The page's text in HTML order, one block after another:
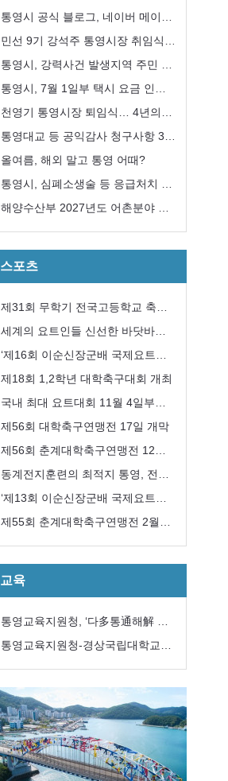
강한 통영’구현 첫 걸음
통영시 공식 블로그, 네이버 메이트
국내여행 분야 선정
민선 9기 강석주 통영시장 취임식
개최
통영시, 강력사건 발생지역 주민 긴
급 지원대책 추진
통영시, 7월 1일부 택시 요금 인
상... 기본요금 4,600원
천영기 통영시장 퇴임식… 4년의
여정 마무리
통영대교 등 공익감사 청구사항 3
건“감사 필요성 없다”
올여름, 해외 말고 통영 어때?
통영시, 심폐소생술 등 응급처치 교
육 희망자 모집
해양수산부 2027년도 어촌분야 일
반농산어촌개발사업 ‘신봉권역단위
스포츠
제31회 무학기 전국고등학교 축구
대회 성공리에 개최
세계의 요트인들 신선한 바닷바람
과 수산물에 한껏 취해
‘제16회 이순신장군배 국제요트대
회’ 개최
제18회 1,2학년 대학축구대회 개최
국내 최대 요트대회 11월 4일부터
8일까지 통영 한산도 앞바다에서
개최
제56회 대학축구연맹전 17일 개막
제56회 춘계대학축구연맹전 12일
개막
동계전지훈련의 최적지 통영, 전국
에서 모이다
‘제13회 이순신장군배 국제요트대
회’ 내달 8일개막
제55회 춘계대학축구연맹전 2월
12일 개막
교육
통영교육지원청, ‘다多통通해解 학
생맞춤통합지원 전문자문위원단’구
성
통영교육지원청-경상국립대학교
해양과학대학,